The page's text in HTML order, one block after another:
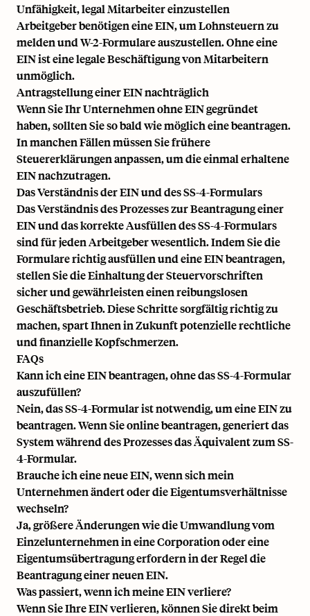
Unfähigkeit, legal Mitarbeiter einzustellen
Arbeitgeber benötigen eine EIN, um Lohnsteuern zu
melden undW-2-Formulareauszustellen. Ohne eine
EIN ist eine legale Beschäftigung von Mitarbeitern
unmöglich.
Antragstellung einer EIN nachträglich
Wenn Sie Ihr Unternehmen ohne EIN gegründet
haben, sollten Sie so bald wie möglich eine beantragen.
In manchen Fällen müssen Sie frühere
Steuererklärungen anpassen, um die einmal erhaltene
EIN nachzutragen.
Das Verständnis der EIN und des SS-4-Formulars
Das Verständnis des Prozesses zur Beantragung einer
EIN und das korrekte Ausfüllen des SS-4-Formulars
sind für jeden Arbeitgeber wesentlich. Indem Sie die
Formulare richtig ausfüllen und eine EIN beantragen,
stellen Sie die Einhaltung der Steuervorschriften
sicher und gewährleisten einen reibungslosen
Geschäftsbetrieb. Diese Schritte sorgfältig richtig zu
machen, spart Ihnen in Zukunft potenzielle rechtliche
und finanzielle Kopfschmerzen.
FAQs
Kann ich eine EIN beantragen, ohne das SS-4-Formular
auszufüllen?
Nein, das SS-4-Formular ist notwendig, um eine EIN zu
beantragen. Wenn Sie online beantragen, generiert das
System während des Prozesses das Äquivalent zum SS-
4-Formular.
Brauche ich eine neue EIN, wenn sich mein
Unternehmen ändert oder die Eigentumsverhältnisse
wechseln?
Ja, größere Änderungen wie die Umwandlung vom
Einzelunternehmen in eine Corporation oder eine
Eigentumsübertragung erfordern in der Regel die
Beantragung einer neuen EIN.
Was passiert, wenn ich meine EIN verliere?
Wenn Sie Ihre EIN verlieren, können Sie direkt beim